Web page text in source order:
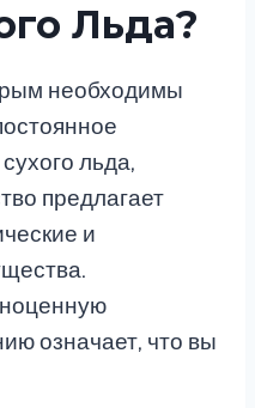
Льда?
необходимы
льда,
предлагает
и
означает, что вы